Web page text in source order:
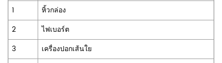
1
หิ้วกล่อง
2
ไฟเบอร์ต
3
เครื่องปอกเส้นใย